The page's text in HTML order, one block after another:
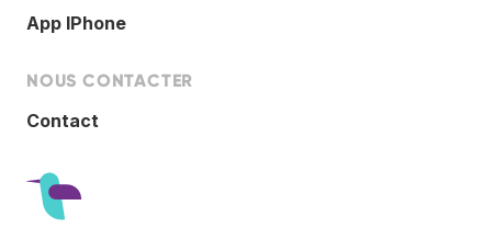
App IPhone
NOUS CONTACTER
Contact